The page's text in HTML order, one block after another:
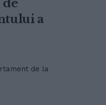
a
de la